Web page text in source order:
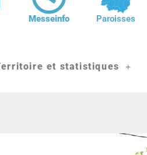
Messeinfo Paroisses
et statistiques